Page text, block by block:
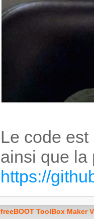
Le code
ainsi que la
https://
freeBOOT ToolBox Maker